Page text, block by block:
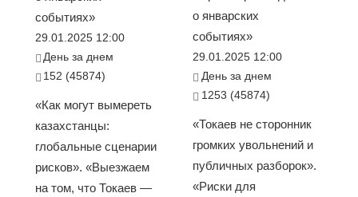
событиях»
29.01.2025 12:00
День за днем
152 (45874)
«Как могут вымереть
казахстанцы:
глобальные сценарии
рисков». «Выезжаем
на том, что Токаев —
о январских
событиях»
29.01.2025 12:00
День за днем
1253 (45874)
«Токаев не сторонник
громких увольнений и
публичных разборок».
«Риски для